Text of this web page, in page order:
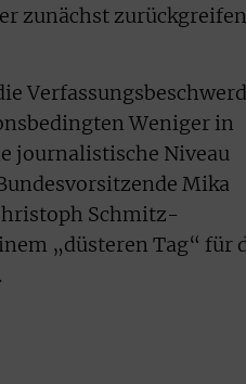
zunächst zurückgreifen
Weniger in
journalistische Niveau
Mika
Schmitz-
„düsteren Tag“ für